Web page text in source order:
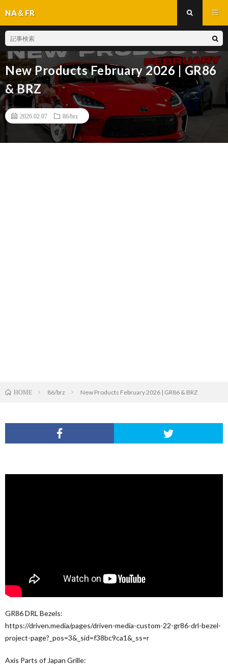
NA＆FR
New Products February 2026 | GR86
& BRZ
2026.02.07 86/brz
HOME 86/brz New Products February 2026 | GR86 & BRZ
GR86 DRL Bezels:
https://driven.media/pages/driven-media-custom-22-gr86-drl-bezel-
project-page?_pos=3&_sid=f38bc9ca1&_ss=r
Axis Parts of Japan Grille: